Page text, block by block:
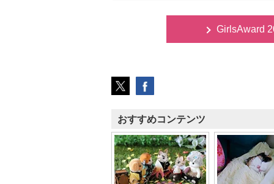
GirlsAward
おすすめコンテンツ